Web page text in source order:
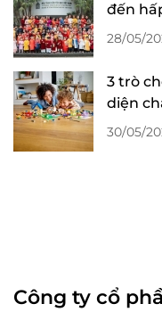
đến
nhi
28/05/
3 trò
diện
cùng
30/05/
Công ty cổ